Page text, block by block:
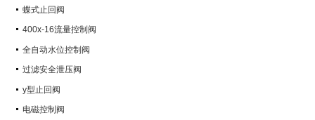
蝶式止回阀
400x-16流量控制阀
全自动水位控制阀
过滤安全泄压阀
y型止回阀
电磁控制阀